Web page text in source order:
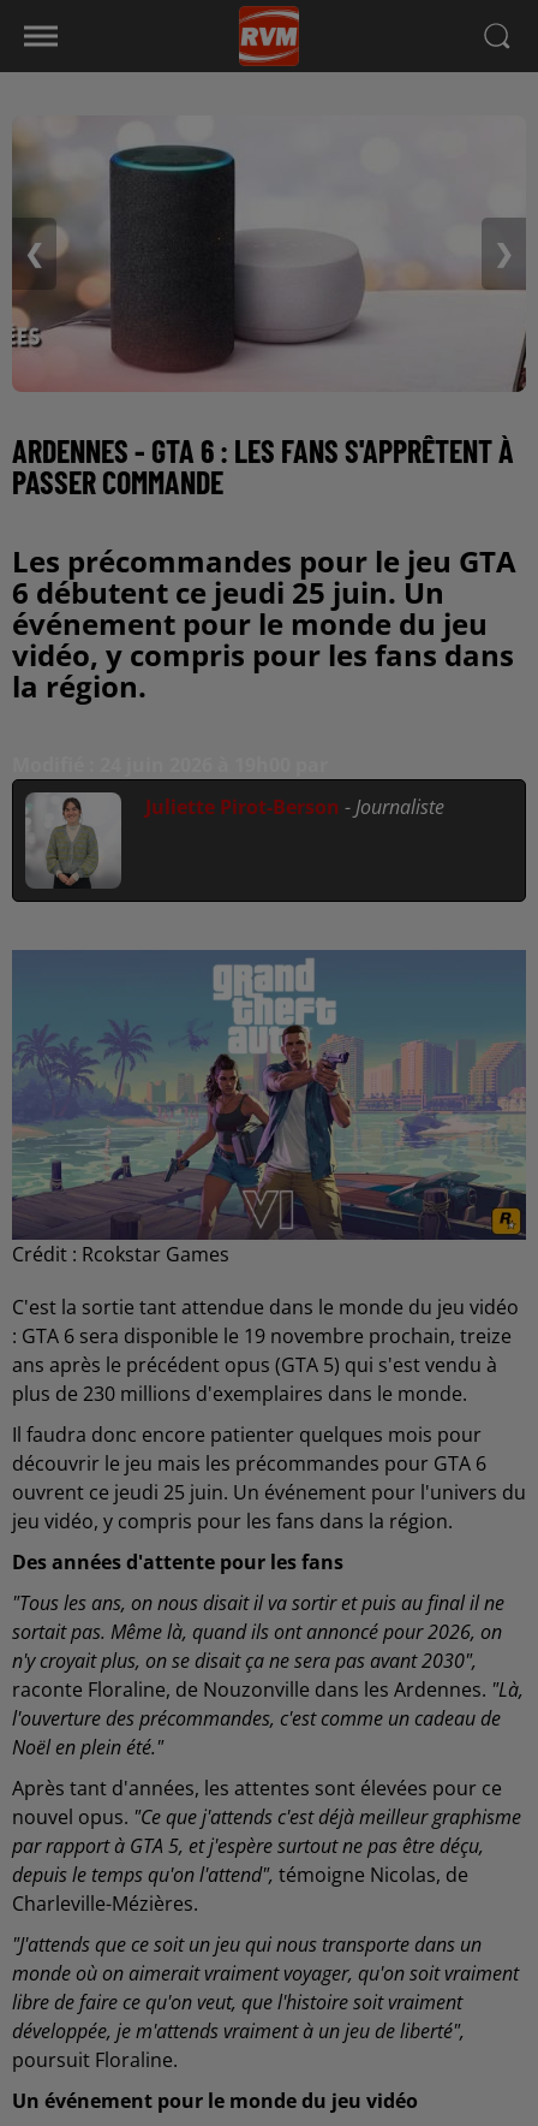
❮ ❯
ARDENNES - GTA 6 : LES FANS S'APPRÊTENT À
PASSER COMMANDE
Les précommandes pour le jeu GTA
6 débutent ce jeudi 25 juin. Un
événement pour le monde du jeu
vidéo, y compris pour les fans dans
la région.
Juliette Pirot-Berson -Journaliste
Crédit : Rcokstar Games
C'est la sortie tant attendue dans le monde du jeu vidéo
: GTA 6 sera disponible le 19 novembre prochain, treize
ans après le précédent opus (GTA 5) qui s'est vendu à
plus de 230 millions d'exemplaires dans le monde.
Il faudra donc encore patienter quelques mois pour
découvrir le jeu mais les précommandes pour GTA 6
ouvrent ce jeudi 25 juin. Un événement pour l'univers du
jeu vidéo, y compris pour les fans dans la région.
Des années d'attente pour les fans
"Tous les ans, on nous disait il va sortir et puis au final il ne
sortait pas. Même là, quand ils ont annoncé pour 2026, on
n'y croyait plus, on se disait ça ne sera pas avant 2030",
raconte Floraline, de Nouzonville dans les Ardennes. "Là,
l'ouverture des précommandes, c'est comme un cadeau de
Noël en plein été."
Après tant d'années, les attentes sont élevées pour ce
nouvel opus. "Ce que j'attends c'est déjà meilleur graphisme
par rapport à GTA 5, et j'espère surtout ne pas être déçu,
depuis le temps qu'on l'attend", témoigne Nicolas, de
Charleville-Mézières.
"J'attends que ce soit un jeu qui nous transporte dans un
monde où on aimerait vraiment voyager, qu'on soit vraiment
libre de faire ce qu'on veut, que l'histoire soit vraiment
développée, je m'attends vraiment à un jeu de liberté",
poursuit Floraline.
Un événement pour le monde du jeu vidéo